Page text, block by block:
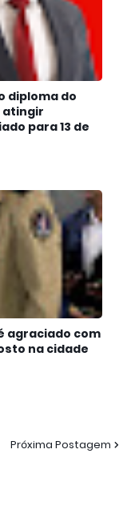
diploma do
atingir
para 13 de
agraciado com
na cidade
Próxima Postagem